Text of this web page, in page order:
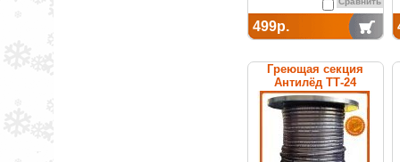
499р.
Греющая секция
Антилёд ТТ-24
саморегулируемая